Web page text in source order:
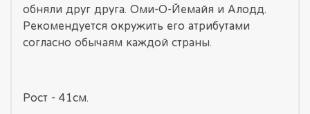
обняли друг друга. Оми-О-Йемайя и Алодд.
Рекомендуется окружить его атрибутами
согласно обычаям каждой страны.
Рост - 41см.